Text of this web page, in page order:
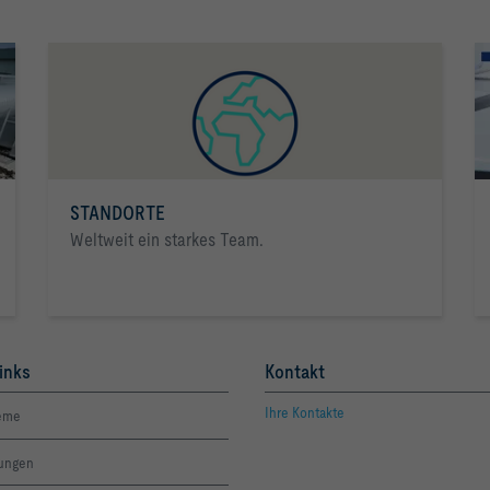
STANDORTE
Weltweit ein starkes Team.
Kontakt
Ihre Kontakte